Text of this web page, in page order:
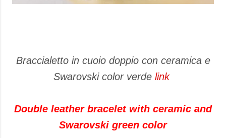
Braccialetto in cuoio doppio con ceramica e
Swarovski color verde link
Double leather bracelet with ceramic and
Swarovski green color